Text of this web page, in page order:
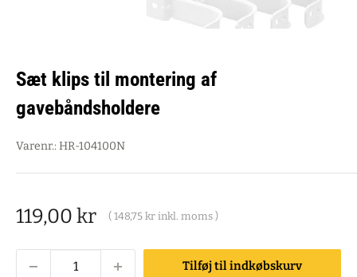
Sæt klips til montering af
gavebåndsholdere
Varenr.: HR-104100N
Salgspris
119,00 kr ( 148,75 kr inkl. moms )
Tilføj til indkøbskurv